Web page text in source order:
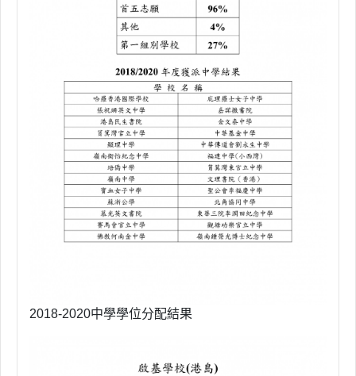
2018-2020中學學位分配結果